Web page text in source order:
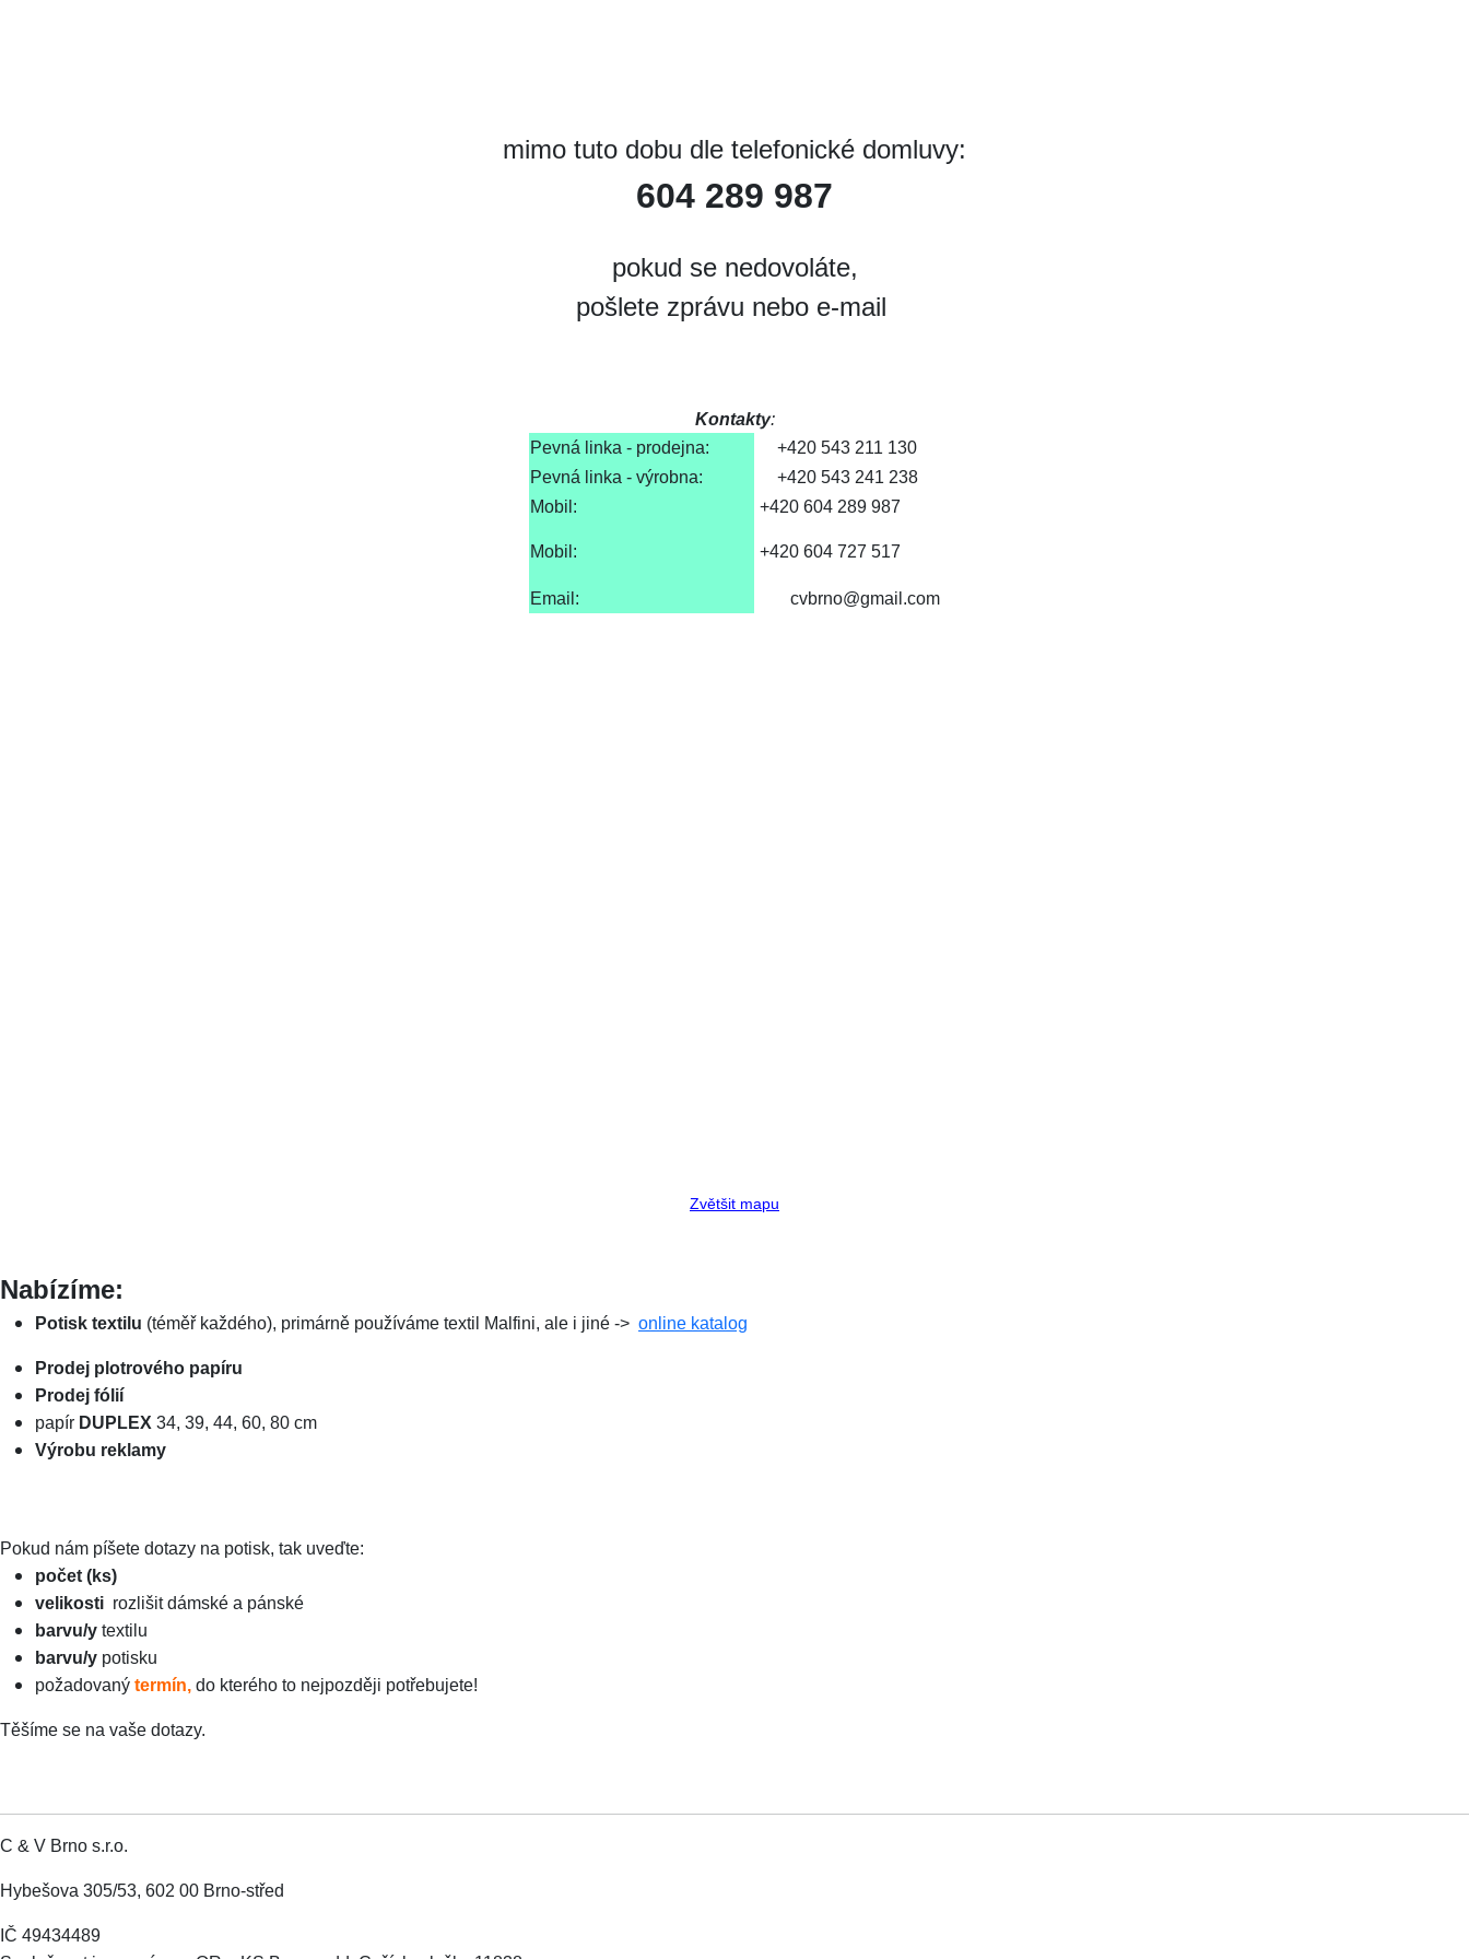
mimo tuto dobu dle telefonické domluvy:
604 289 987
pokud se nedovoláte,
pošlete zprávu nebo e-mail
Kontakty:
Pevná linka - prodejna:
+420 543 211 130
Pevná linka - výrobna:
+420 543 241 238
Mobil:
Mobil:
+420 604 289 987
+420 604 727 517
Email: cvbrno@gmail.com
Zvětšit mapu
Nabízíme:
Potisk textilu (téměř každého), primárně používáme textil Malfini, ale i jiné -> online katalog
Prodej plotrového papíru
Prodej fólií
papír DUPLEX 34, 39, 44, 60, 80 cm
Výrobu reklamy
Pokud nám píšete dotazy na potisk, tak uveďte:
počet (ks)
velikosti rozlišit dámské a pánské
barvu/y textilu
barvu/y potisku
požadovaný termín, do kterého to nejpozději potřebujete!
Těšíme se na vaše dotazy.
C & V Brno s.r.o.
Hybešova 305/53, 602 00 Brno-střed
IČ 49434489